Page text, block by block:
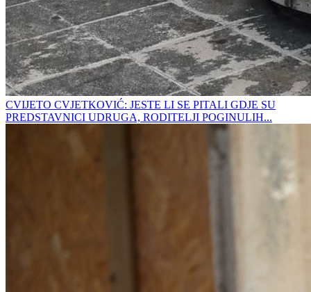
CVIJETO CVJETKOVIĆ: JESTE LI SE PITALI GDJE SU
PREDSTAVNICI UDRUGA, RODITELJI POGINULIH...